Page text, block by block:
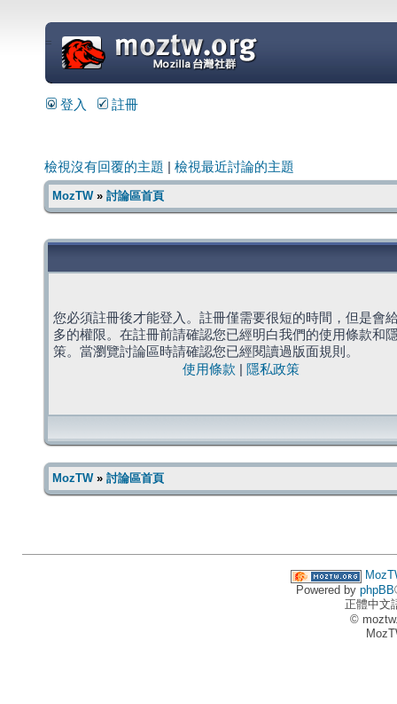
=
登入 註冊
檢視沒有回覆的主題 檢視最近討論的主題
MozTW» 討論區首頁
您必須註冊後才能登入。註冊僅需要很短的時間，但是會
多的權限。在註冊前請確認您已經明白我們的使用條款和
策。當瀏覽討論區時請確認您已經閱讀過版面規則。
使用條款
隱私政策
MozTW» 討論區首頁
Powered by phpBB
正體中文
©